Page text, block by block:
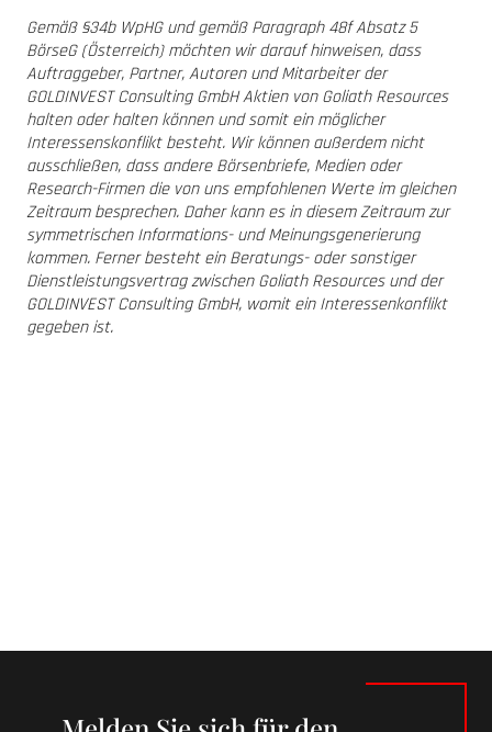
Gemäß §34b WpHG und gemäß Paragraph 48f Absatz 5
BörseG (Österreich) möchten wir darauf hinweisen, dass
Auftraggeber, Partner, Autoren und Mitarbeiter der
GOLDINVEST Consulting GmbH Aktien von Goliath Resources
halten oder halten können und somit ein möglicher
Interessenskonflikt besteht. Wir können außerdem nicht
ausschließen, dass andere Börsenbriefe, Medien oder
Research-Firmen die von uns empfohlenen Werte im gleichen
Zeitraum besprechen. Daher kann es in diesem Zeitraum zur
symmetrischen Informations- und Meinungsgenerierung
kommen. Ferner besteht ein Beratungs- oder sonstiger
Dienstleistungsvertrag zwischen Goliath Resources und der
GOLDINVEST Consulting GmbH, womit ein Interessenkonflikt
gegeben ist.